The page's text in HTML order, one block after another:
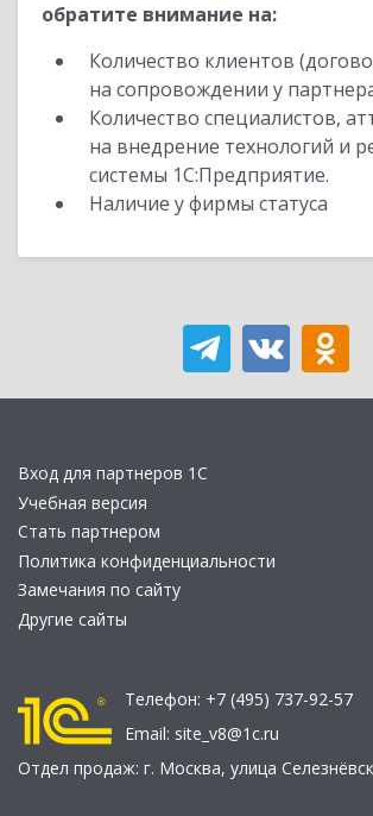
обратите внимание на:
Количество клиентов
на сопровождении у
Количество специалистов,
на внедрение технологий и
системы 1С:Предприятие.
Наличие у фирмы статуса
Вход для партнеров 1С
Учебная версия
Стать партнером
Политика конфиденциальности
Замечания по сайту
Другие сайты
Телефон: +7 (495) 737-92-57
Email: site_v8@1c.ru
Отдел продаж: г. Москва, улица